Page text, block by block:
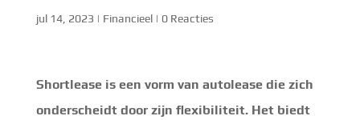
jul 14, 2023 | Financieel| 0 Reacties
Shortlease is een vorm van autolease die zich
onderscheidt door zijn flexibiliteit. Het biedt